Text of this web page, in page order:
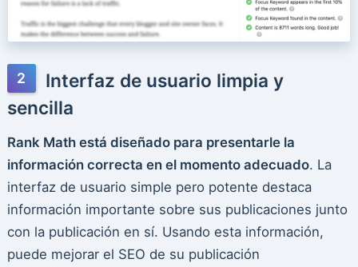
Interfaz de usuario limpia y
sencilla
Rank Math está diseñado para presentarle la
información correcta en el momento adecuado. La
interfaz de usuario simple pero potente destaca
información importante sobre sus publicaciones junto
con la publicación en sí. Usando esta información,
puede mejorar el SEO de su publicación